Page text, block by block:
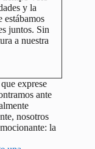
y la
estábamos
juntos. Sin
a nuestra
exprese
ante
nosotros
la